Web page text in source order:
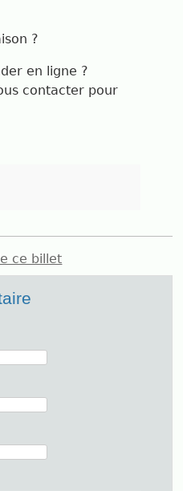
?
en ligne ?
contacter pour
ce billet